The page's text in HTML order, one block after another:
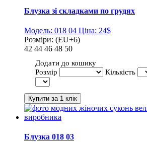
Блузка зі складками по грудях
Модель: 018 04 Ціна: 24$
Розміри: (EU+6)
42 44 46 48 50
Додати до кошику
Розмір
Кількість
Блузка 018 03